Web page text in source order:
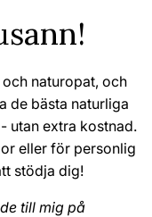
naturopat, och
de bästa naturliga
utan extra kostnad.
eller för personlig
stödja dig!
till mig på